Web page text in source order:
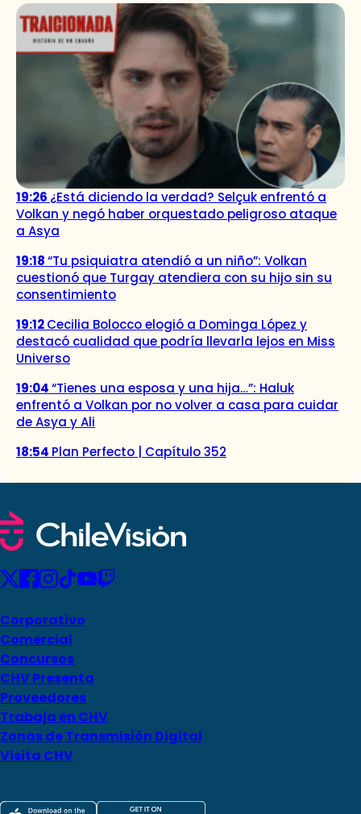
19:26 ¿Está diciendo la verdad? Selçuk enfrentó a
Volkan y negó haber orquestado peligroso ataque
a Asya
19:18“Tu psiquiatra atendió a un niño”: Volkan
cuestionó que Turgay atendiera con su hijo sin su
consentimiento
19:12Cecilia Bolocco elogió a Dominga López y
destacó cualidad que podría llevarla lejos en Miss
Universo
19:04“Tienes una esposa y una hija…”: Haluk
enfrentó a Volkan por no volver a casa para cuidar
de Asya y Ali
18:54 Plan Perfecto | Capítulo 352
Corporativo
Comercial
Concursos
CHV Presenta
Proveedores
Trabaja en CHV
Zonas de Transmisión Digital
Visita CHV